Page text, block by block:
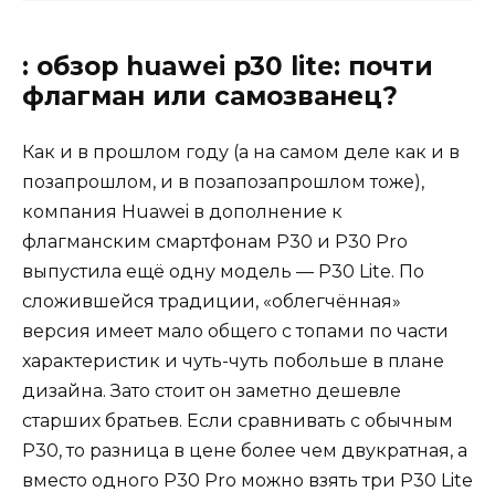
: обзор huawei p30 lite: почти
флагман или самозванец?
Как и в прошлом году (а на самом деле как и в
позапрошлом, и в позапозапрошлом тоже),
компания Huawei в дополнение к
флагманским смартфонам P30 и P30 Pro
выпустила ещё одну модель — P30 Lite. По
сложившейся традиции, «облегчённая»
версия имеет мало общего с топами по части
характеристик и чуть-чуть побольше в плане
дизайна. Зато стоит он заметно дешевле
старших братьев. Если сравнивать с обычным
P30, то разница в цене более чем двукратная, а
вместо одного P30 Pro можно взять три P30 Lite